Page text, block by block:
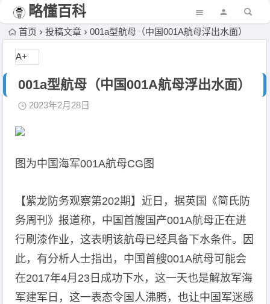
略懂百科
首页 投稿文章 001a型航母（中国001A航母浮出水面）
001a型航母（中国001A航母浮出水面）
2023年2月28日
图为中国海军001A航母CG图
【紫龙防务观察第202期】近日，据英国《简氏防
务周刊》报道称，中国首艘国产001A航母正在进
行刷漆作业，这表明该航母已经具备下水条件。因
此，有分析人士指出，中国首艘001A航母可能会
在2017年4月23日成功下水，这一天也是解放军海
军建军日，这一表态令国人沸腾，也让中国军迷感
A+